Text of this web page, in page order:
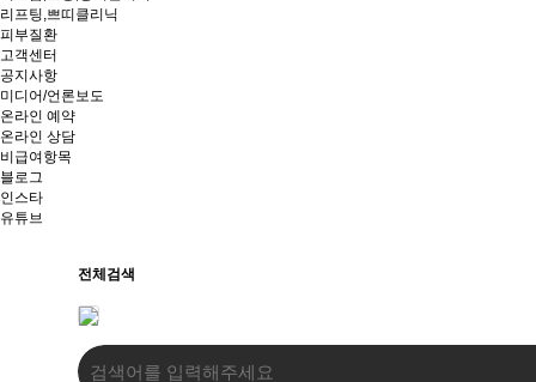
리프팅,쁘띠클리닉
피부질환
고객센터
공지사항
미디어/언론보도
온라인 예약
온라인 상담
비급여항목
블로그
인스타
유튜브
전체검색